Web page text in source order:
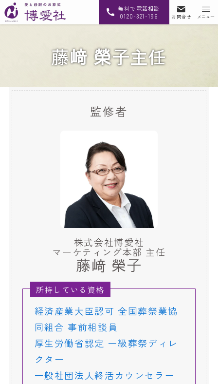
無料で電話相談
0120-321-196 お問合せ メニュー
藤﨑 榮子主任
監修者
株式会社博愛社
マーケティング本部 主任
藤﨑 榮子
所持している資格
経済産業大臣認可 全国葬祭業協
同組合 事前相談員
厚生労働省認定 一級葬祭ディレ
クター
一般社団法人終活カウンセラー